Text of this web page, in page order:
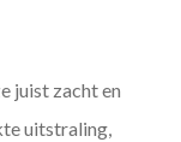
juist zacht en
uitstraling,